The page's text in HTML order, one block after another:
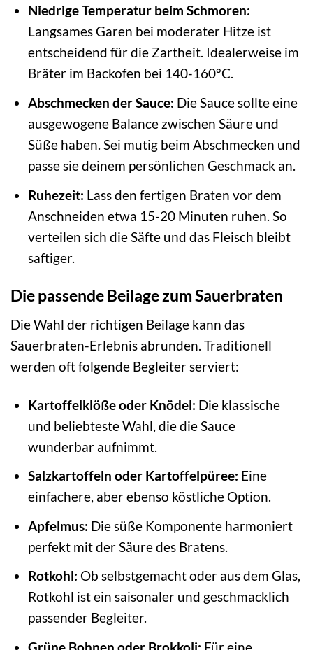
Niedrige Temperatur beim Schmoren:
Langsames Garen bei moderater Hitze ist
entscheidend für die Zartheit. Idealerweise im
Bräter im Backofen bei 140-160°C.
Abschmecken der Sauce: Die Sauce sollte eine
ausgewogene Balance zwischen Säure und
Süße haben. Sei mutig beim Abschmecken und
passe sie deinem persönlichen Geschmack an.
Ruhezeit: Lass den fertigen Braten vor dem
Anschneiden etwa 15-20 Minuten ruhen. So
verteilen sich die Säfte und das Fleisch bleibt
saftiger.
Die passende Beilage zum Sauerbraten
Die Wahl der richtigen Beilage kann das
Sauerbraten-Erlebnis abrunden. Traditionell
werden oft folgende Begleiter serviert:
Kartoffelklöße oder Knödel: Die klassische
und beliebteste Wahl, die die Sauce
wunderbar aufnimmt.
Salzkartoffeln oder Kartoffelpüree: Eine
einfachere, aber ebenso köstliche Option.
Apfelmus: Die süße Komponente harmoniert
perfekt mit der Säure des Bratens.
Rotkohl: Ob selbstgemacht oder aus dem Glas,
Rotkohl ist ein saisonaler und geschmacklich
passender Begleiter.